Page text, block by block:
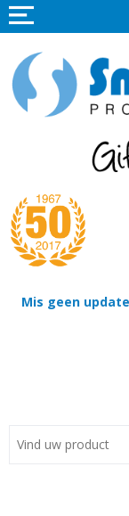
Mis geen
Home
Promotieartikelen
Tassen
Thema's
Contact